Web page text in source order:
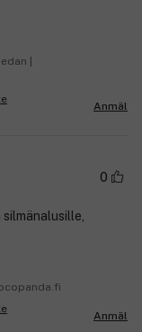
|
Anmäl
0
Anmäl